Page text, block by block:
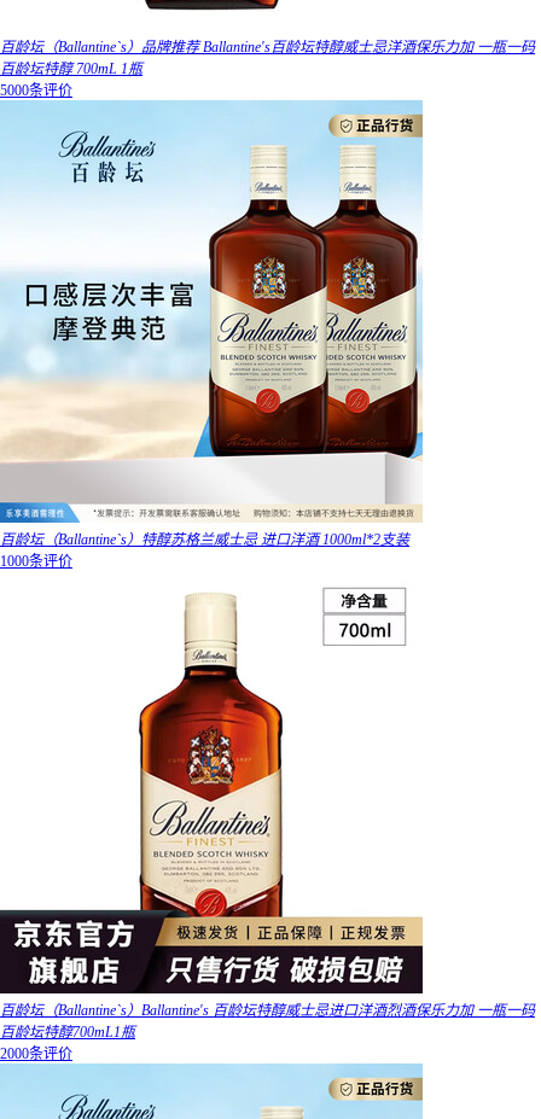
百龄坛（Ballantine`s）品牌推荐 Ballantine's百龄坛特醇威士忌洋酒保乐力加 一瓶一码
百龄坛特醇 700mL 1瓶
5000条评价
百龄坛（Ballantine`s）特醇苏格兰威士忌 进口洋酒 1000ml*2支装
1000条评价
百龄坛（Ballantine`s）Ballantine's 百龄坛特醇威士忌进口洋酒烈酒保乐力加 一瓶一码
百龄坛特醇700mL1瓶
2000条评价